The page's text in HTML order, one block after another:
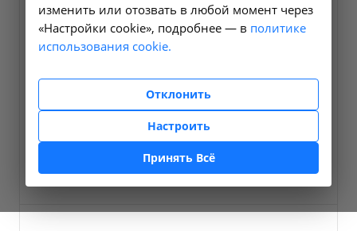
Должность
Запись онлайн
изменить или отозвать в любой момент через
«Настройки cookie», подробнее — в политике
использования cookie.
Отклонить
Настроить
Принять Всё